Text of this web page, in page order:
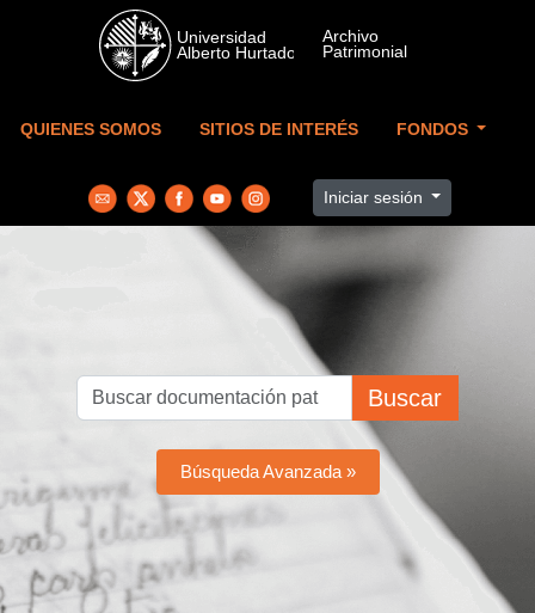
Skip to main content
QUIENES SOMOS SITIOS DE INTERÉS FONDOS
Iniciar sesión
Buscar
Búsqueda Avanzada »